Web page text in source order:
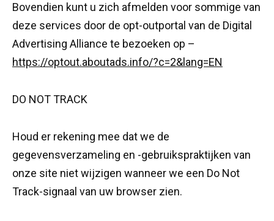
Bovendien kunt u zich afmelden voor sommige van
deze services door de opt-outportal van de Digital
Advertising Alliance te bezoeken op –
https://optout.aboutads.info/?c=2&lang=EN
DO NOT TRACK
Houd er rekening mee dat we de
gegevensverzameling en -gebruikspraktijken van
onze site niet wijzigen wanneer we een Do Not
Track-signaal van uw browser zien.